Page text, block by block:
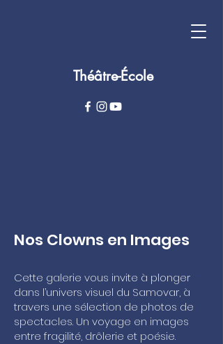
Théâtre-École
Nos Clowns en Images
Cette galerie vous invite à plonger
dans l’univers visuel du Samovar, à
travers une sélection de photos de
spectacles. Un voyage en images
entre fragilité, drôlerie et poésie.